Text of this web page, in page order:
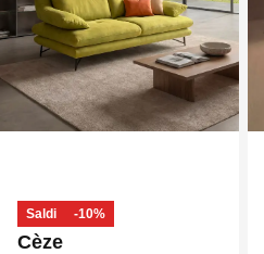
Saldi -10%
Cèze